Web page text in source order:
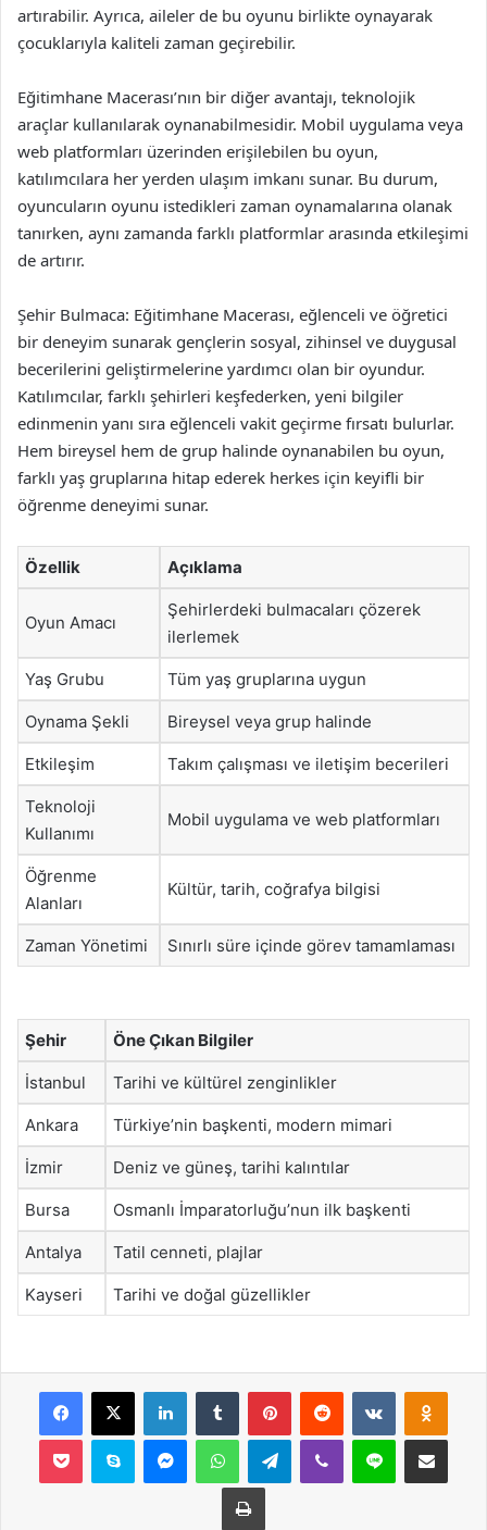
artırabilir. Ayrıca, aileler de bu oyunu birlikte oynayarak
çocuklarıyla kaliteli zaman geçirebilir.
Eğitimhane Macerası’nın bir diğer avantajı, teknolojik
araçlar kullanılarak oynanabilmesidir. Mobil uygulama veya
web platformları üzerinden erişilebilen bu oyun,
katılımcılara her yerden ulaşım imkanı sunar. Bu durum,
oyuncuların oyunu istedikleri zaman oynamalarına olanak
tanırken, aynı zamanda farklı platformlar arasında etkileşimi
de artırır.
Şehir Bulmaca: Eğitimhane Macerası, eğlenceli ve öğretici
bir deneyim sunarak gençlerin sosyal, zihinsel ve duygusal
becerilerini geliştirmelerine yardımcı olan bir oyundur.
Katılımcılar, farklı şehirleri keşfederken, yeni bilgiler
edinmenin yanı sıra eğlenceli vakit geçirme fırsatı bulurlar.
Hem bireysel hem de grup halinde oynanabilen bu oyun,
farklı yaş gruplarına hitap ederek herkes için keyifli bir
öğrenme deneyimi sunar.
Özellik Açıklama
Oyun Amacı
Şehirlerdeki bulmacaları çözerek
ilerlemek
Yaş Grubu Tüm yaş gruplarına uygun
Oynama Şekli Bireysel veya grup halinde
Etkileşim Takım çalışması ve iletişim becerileri
Teknoloji
Kullanımı
Mobil uygulama ve web platformları
Öğrenme
Alanları
Kültür, tarih, coğrafya bilgisi
Zaman Yönetimi Sınırlı süre içinde görev tamamlaması
Şehir Öne Çıkan Bilgiler
İstanbul Tarihi ve kültürel zenginlikler
Ankara Türkiye’nin başkenti, modern mimari
İzmir Deniz ve güneş, tarihi kalıntılar
Bursa Osmanlı İmparatorluğu’nun ilk başkenti
Antalya Tatil cenneti, plajlar
Kayseri Tarihi ve doğal güzellikler
Facebook
X LinkedInTumblr PinterestReddit VKontakte
Pocket Skype MessengerWhatsAppTelegramViber Line E-Posta ile
Yazdır